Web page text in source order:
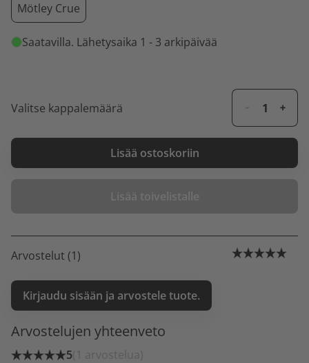
Mötley Crue
Saatavilla. Lähetysaika 1 - 3 arkipäivää
Valitse kappalemäärä
Lisää ostoskoriin
Lisää toivelistalle
Arvostelut (1)
Kirjaudu sisään ja arvostele tuote.
Arvostelujen yhteenveto
5(1 arvostelua)